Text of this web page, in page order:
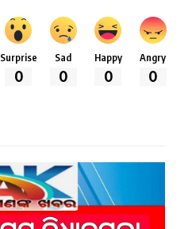
Surprise
0
Sad
0
Happy
0
Angry
0